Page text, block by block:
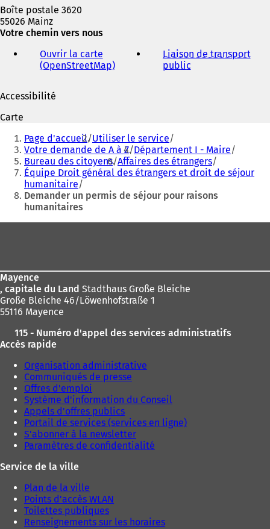
Boîte postale 3620
55026 Mainz
Votre chemin vers nous
Ouvrir la carte
(OpenStreetMap)(
r
e
d
a
n
s
u
n
e
o
n
l
e
)
Liaison de transport
public
e
d
a
n
s
u
n
e
l
e
Accessibilité
Carte
Vous
êtes
ici
Page d'accueil Utiliser le service
Votre demande de A à Z Département I - Maire
Bureau des citoyens Affaires des étrangers
Équipe Droit général des étrangers et droit de séjour
humanitaire
Demander un permis de séjour pour raisons
humanitaires
Mayence
, capitale du Land Stadthaus Große Bleiche
Große Bleiche 46/Löwenhofstraße 1
55116 Mayence
115 - Numéro d'appel des services administratifs
Accès rapide
Organisation administrative
Communiqués de presse
Offres d'emploi
Système d'information du Conseil
Appels d'offres publics
Portail de services (services en ligne)
S'abonner à la newsletter
Paramètres de confidentialité
Service de la ville
Plan de la ville
Points d'accès WLAN
Toilettes publiques
Renseignements sur les horaires